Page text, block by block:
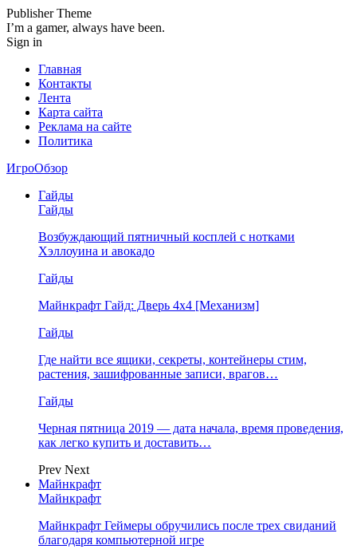
Publisher Theme
I’m a gamer, always have been.
Sign in
Главная
Контакты
Лента
Карта сайта
Реклама на сайте
Политика
ИгроОбзор
Гайды
Гайды
Возбуждающий пятничный косплей с нотками
Хэллоуина и авокадо
Гайды
Майнкрафт Гайд: Дверь 4х4 [Механизм]
Гайды
Где найти все ящики, секреты, контейнеры стим,
растения, зашифрованные записи, врагов…
Гайды
Черная пятница 2019 — дата начала, время проведения,
как легко купить и доставить…
Prev Next
Майнкрафт
Майнкрафт
Майнкрафт Геймеры обручились после трех свиданий
благодаря компьютерной игре